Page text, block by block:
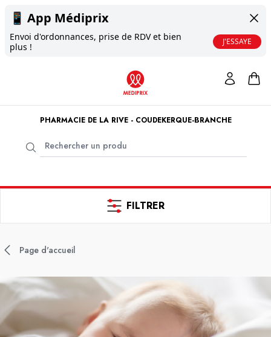
📱 App Médiprix
Envoi d'ordonnances, prise de RDV et bien
plus !
J'ESSAYE
PHARMACIE DE LA RIVE - COUDEKERQUE-BRANCHE
FILTRER
Page d'accueil